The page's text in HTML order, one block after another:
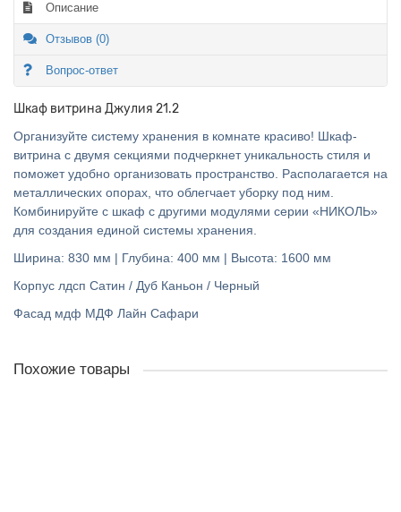
Описание
Отзывов (0)
Вопрос-ответ
Шкаф витрина Джулия 21.2
Организуйте систему хранения в комнате красиво! Шкаф-
витрина с двумя секциями подчеркнет уникальность стиля и
поможет удобно организовать пространство. Располагается на
металлических опорах, что облегчает уборку под ним.
Комбинируйте с шкаф с другими модулями серии «НИКОЛЬ»
для создания единой системы хранения.
Ширина: 830 мм | Глубина: 400 мм | Высота: 1600 мм
Корпус лдсп Сатин / Дуб Каньон / Черный
Фасад мдф МДФ Лайн Сафари
Похожие товары